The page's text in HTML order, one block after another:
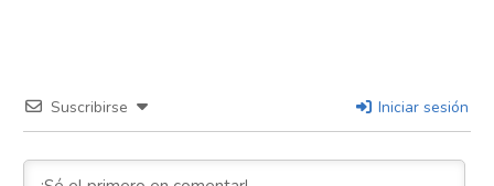
Suscribirse Iniciar sesión